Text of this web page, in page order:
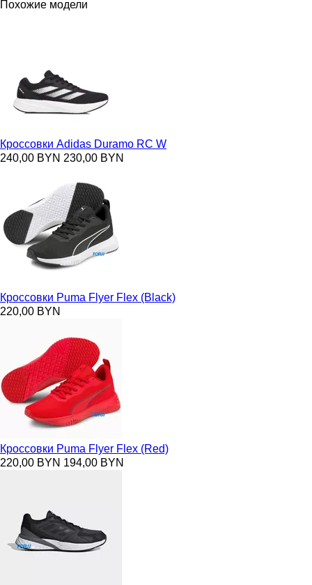
Похожие модели
Кроссовки Adidas Duramo RC W
240,00 BYN 230,00 BYN
Кроссовки Puma Flyer Flex (Black)
220,00 BYN
Кроссовки Puma Flyer Flex (Red)
220,00 BYN 194,00 BYN